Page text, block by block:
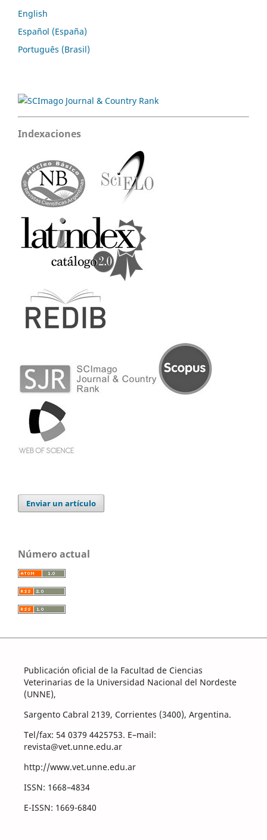
English
Español (España)
Português (Brasil)
Indexaciones
Enviar un artículo
Número actual
Publicación oficial de la Facultad de Ciencias
Veterinarias de la Universidad Nacional del Nordeste
(UNNE),
Sargento Cabral 2139, Corrientes (3400), Argentina.
Tel/fax: 54 0379 4425753. E–mail:
revista@vet.unne.edu.ar
http://www.vet.unne.edu.ar
ISSN: 1668–4834
E-ISSN: 1669-6840